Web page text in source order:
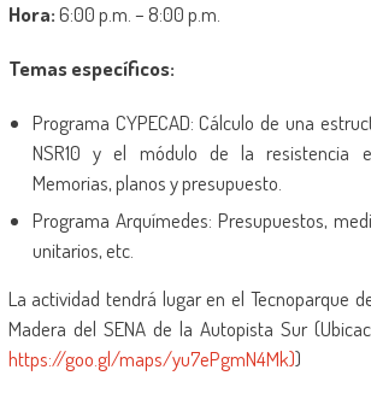
Hora:6:00 p.m. – 8:00 p.m.
Temas específicos:
Programa CYPECAD: Cálculo de una
NSR10 y el módulo de la resistencia
Memorias, planos y presupuesto.
Programa Arquímedes: Presupuestos,
unitarios, etc.
La actividad tendrá lugar en el Tecnoparque
Madera del SENA de la Autopista Sur
https://goo.gl/maps/yu7ePgmN4Mk))